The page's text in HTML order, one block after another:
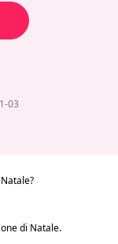
03
di Natale.